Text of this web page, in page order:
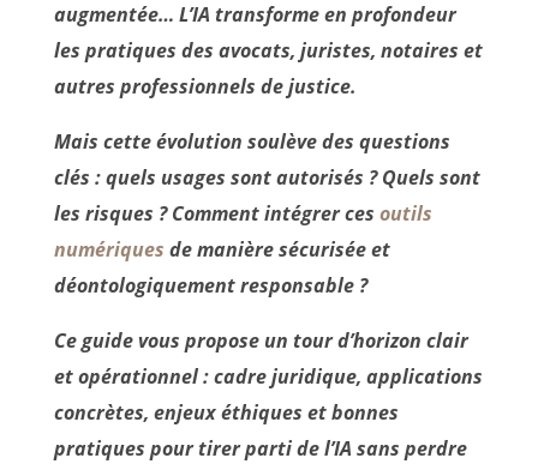
augmentée… L’IA transforme en profondeur
les pratiques des avocats, juristes, notaires et
autres professionnels de justice.
Mais cette évolution soulève des questions
clés : quels usages sont autorisés ? Quels sont
les risques ? Comment intégrer ces outils
numériques de manière sécurisée et
déontologiquement responsable ?
Ce guide vous propose un tour d’horizon clair
et opérationnel : cadre juridique, applications
concrètes, enjeux éthiques et bonnes
pratiques pour tirer parti de l’IA sans perdre